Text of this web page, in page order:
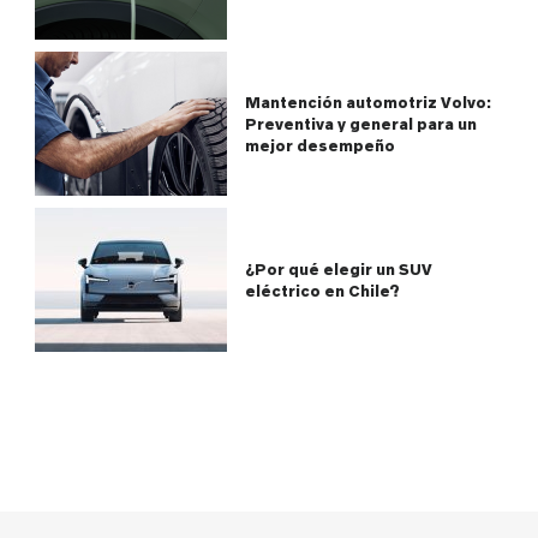
Mantención automotriz Volvo:
Preventiva y general para un
mejor desempeño
¿Por qué elegir un SUV
eléctrico en Chile?